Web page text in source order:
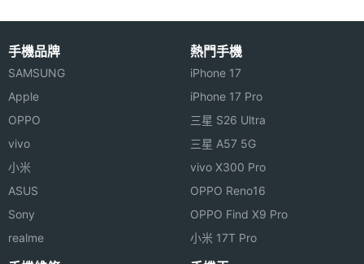
手機品牌
SAMSUNG
Apple
OPPO
vivo
小米
ASUS
Sony
realme
熱門手機
iPhone 17
iPhone 17 Pro
三星 S26 Ultra
三星 A57 5G
vivo X300 Pro
OPPO Reno16
OPPO Find X9 Pro
小米 17T Pro